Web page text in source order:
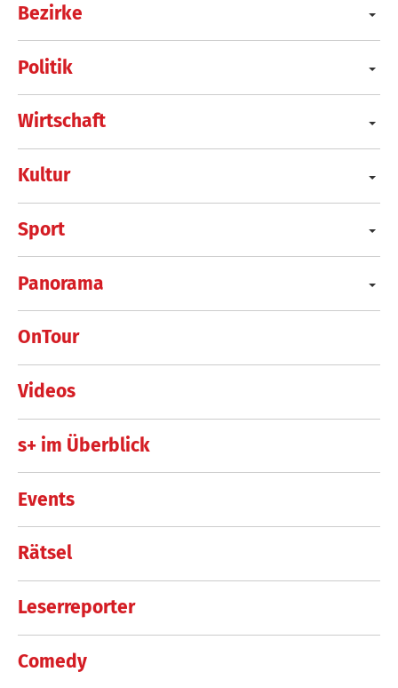
Bezirke
Politik
Wirtschaft
Kultur
Sport
Panorama
OnTour
Videos
s+ im Überblick
Events
Rätsel
Leserreporter
Comedy